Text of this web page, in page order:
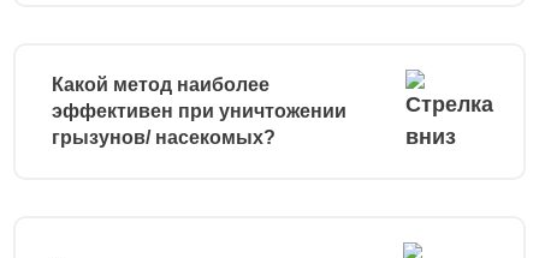
Какой метод наиболее
эффективен при уничтожении
грызунов/ насекомых?